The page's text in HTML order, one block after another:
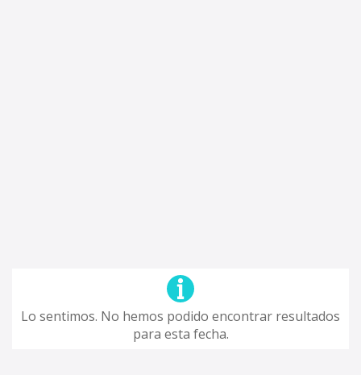
Lo sentimos. No hemos podido encontrar resultados
para esta fecha.